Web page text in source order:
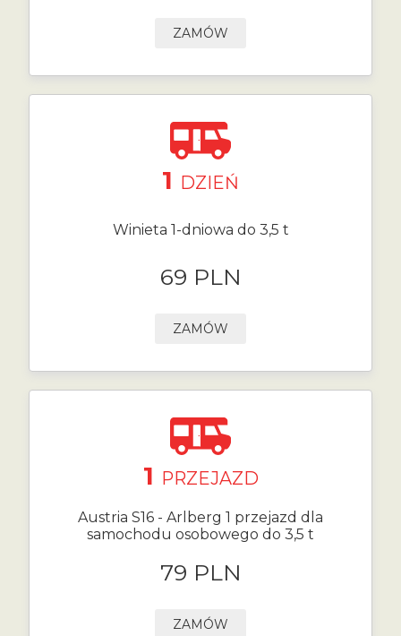
ZAMÓW
1 DZIEŃ
Winieta 1-dniowa do 3,5 t
69 PLN
ZAMÓW
1 PRZEJAZD
Austria S16 - Arlberg 1 przejazd dla
samochodu osobowego do 3,5 t
79 PLN
ZAMÓW